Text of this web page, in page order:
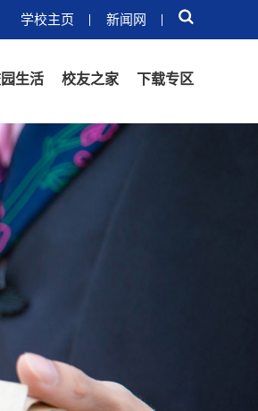
学校主页 新闻网
生活 校友之家 下载专区